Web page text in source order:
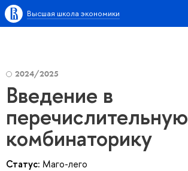
Высшая школа экономики
2024/2025
Введение в
перечислительную
комбинаторику
Статус: Маго-лего